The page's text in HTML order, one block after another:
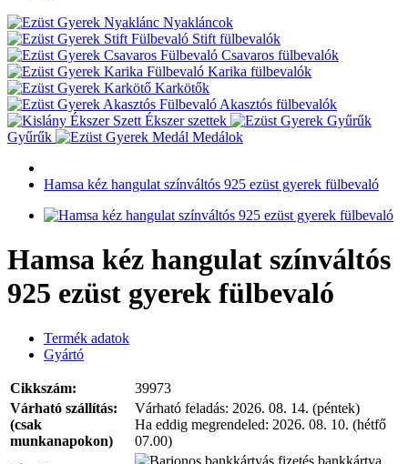
Nyakláncok
Stift fülbevalók
Csavaros fülbevalók
Karika fülbevalók
Karkötők
Akasztós fülbevalók
Ékszer szettek
Gyűrűk
Medálok
Hamsa kéz hangulat színváltós 925 ezüst gyerek fülbevaló
Hamsa kéz hangulat színváltós
925 ezüst gyerek fülbevaló
Termék adatok
Gyártó
Cikkszám:
39973
Várható szállítás:
(csak
munkanapokon)
Várható feladás: 2026. 08. 14. (péntek)
Ha eddig megrendeled: 2026. 08. 10. (hétfő
07.00)
bankkártya,